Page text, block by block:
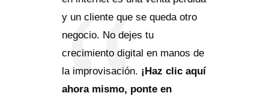
y un cliente que se queda otro
negocio. No dejes tu
crecimiento digital en manos de
la improvisación. ¡Haz clic aquí
ahora mismo, ponte en